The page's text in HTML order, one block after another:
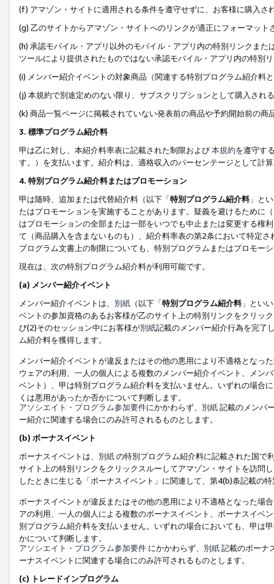
(f) アマゾン・サイトに適用される条件を遵守せずに、お客様に購入さ
(g) 乙のサイトからアマゾン・サイトへのリンクが適正にフォーマッ
(h) 承認モバイル・アプリ以外のモバイル・アプリ内の特別リンクま
ツールにより提供されたものではない承認モバイル・アプリ内の特別
(i) メンバー紹介イベントの対象商品（関連する特別プログラム紹介料
(j) 本規約で別途定めのない限り、サブスクリプションとして購入され
(k) 商品一覧ページに掲載されていない発表前の商品や予約開始前の商
3. 標準プログラム紹介料
甲は乙に対し、本紹介料率表に記載された制限および本規約を遵守す
す。）を支払います。紹介料は、適格収入のパーセンテージとして計
4. 特別プログラム紹介料またはプロモーション
甲は随時、追加または代替紹介料（以下「特別プログラム紹介料」と
たはプロモーションを実施することがあります。疑義を避けるために
はプロモーションの全部または一部をいつでも中止または変更する権
て（商品購入を含まないものも）、紹介料率表の第2条において特定
プログラム文書上の制限についても、特別プログラムまたはプロモー
現在は、次の特別プログラム紹介料が利用可能です。
(a) メンバー紹介イベント
メンバー紹介イベントは、 別紙 （以下「特別プログラム紹介料」とい
ベントの参加資格のあるお客様が乙のサイト上の特別リンクをクリッ
び(2)そのセッション中にお客様が別紙記載のメンバー紹介行為を完了
ム紹介料を獲得します。
メンバー紹介イベントが違反またはその他の悪用により不適格となっ
ウェアの利用、一人の個人による複数のメンバー紹介イベント、メン
ベント）、甲は特別プログラム紹介料を支払いません。いずれの場合
くは悪用があったか否かについて判断します。
アソシエイト・プログラム参加要件にかかわらず、 別紙記載のメンバ
ー紹介に関連する場合にのみ許可されるものとします。
(b) ボーナスイベント
ボーナスイベントは、 別紙の特別プログラム紹介料に記載された国で
サイト上の特別リンクをクリックスルーしてアマゾン・サイトを訪問
したときに生じる「ボーナスイベント」に関連して、第4(b)条記載の
ボーナスイベントが違反またはその他の悪用により不適格となった場
アの利用、一人の個人による複数のボーナスイベント、ボーナスイベ
別プログラム紹介料を支払いません。いずれの場合においても、甲は
かについて判断します。
アソシエイト・プログラム参加要件 にかかわらず、 別紙記載のボーナ
ーナスイベントに関連する場合にのみ許可されるものとします。
(c) トレードインプログラム